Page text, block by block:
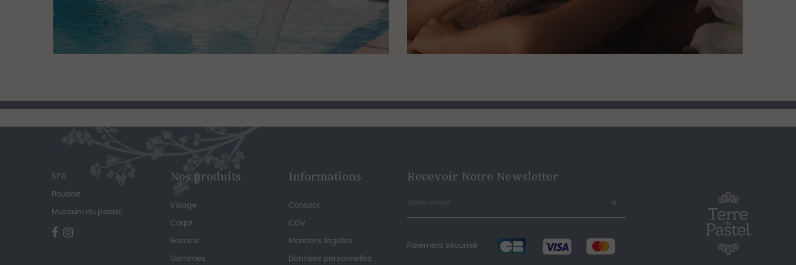
SPA
Boudoir
Museum du pastel
Nos produits
Visage
Corps
Besoins
Gammes
Informations
Contact
CGV
Mentions légales
Données personnelles
Recevoir Notre Newsletter
Paiement sécurisé